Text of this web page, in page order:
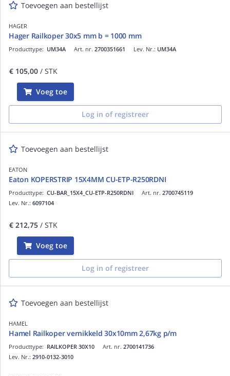
Toevoegen aan bestellijst
HAGER
Hager Railkoper 30x5 mm b = 1000 mm
Art. nr. 2700351661
Producttype: UM34A Lev. Nr.: UM34A
€ 105,00 / STK
Voeg toe
Log in of registreer
Toevoegen aan bestellijst
EATON
Eaton KOPERSTRIP 15X4MM CU-ETP-R250RDNI
Art. nr. 2700745119
Producttype: CU-BAR_15X4_CU-ETP-R250RDNI
Lev. Nr.: 6097104
€ 212,75 / STK
Voeg toe
Log in of registreer
Toevoegen aan bestellijst
HAMEL
Hamel Railkoper vernikkeld 30x10mm 2,67kg p/m
Art. nr. 2700141736
Producttype: RAILKOPER 30X10
Lev. Nr.: 2910-0132-3010